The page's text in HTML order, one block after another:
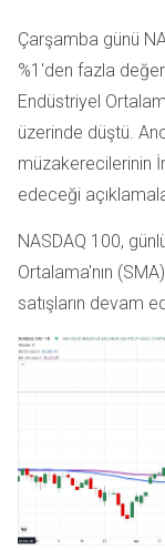
Çarşamba günü
%1'den fazla
Endüstriyel
üzerinde düştü.
müzakerecilerinin
edeceği
NASDAQ 100,
Ortalama'nın
satışların devam